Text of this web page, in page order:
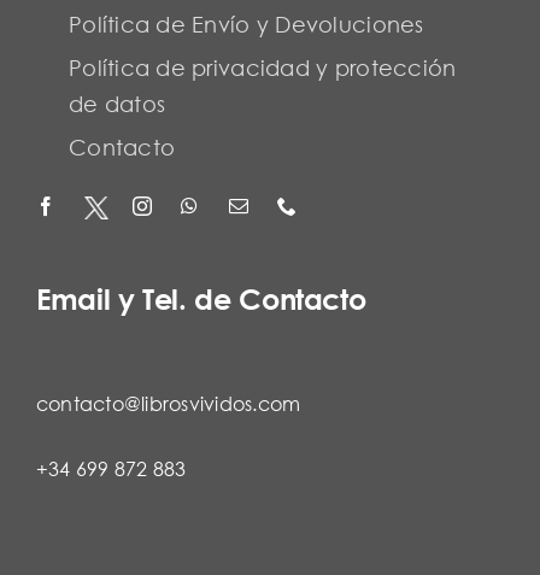
Política de Envío y Devoluciones
Política de privacidad y protección
de datos
Contacto
Email y Tel. de Contacto
contacto@librosvividos.com
+34 699 872 883